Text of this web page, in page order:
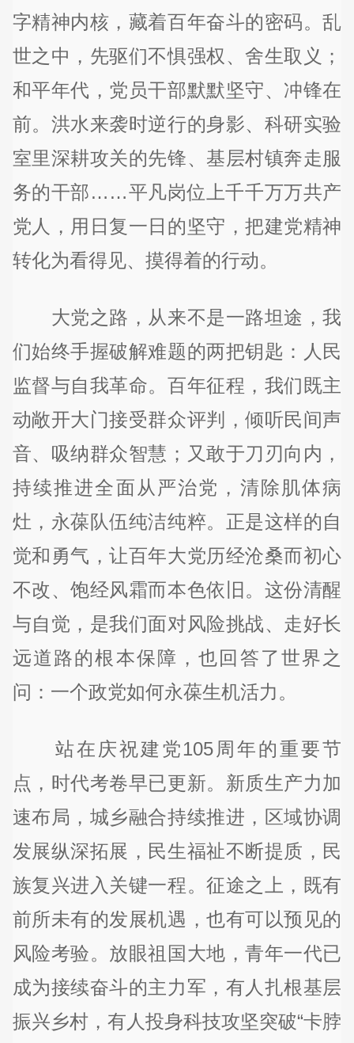
字精神内核，藏着百年奋斗的密码。乱
世之中，先驱们不惧强权、舍生取义；
和平年代，党员干部默默坚守、冲锋在
前。洪水来袭时逆行的身影、科研实验
室里深耕攻关的先锋、基层村镇奔走服
务的干部……平凡岗位上千千万万共产
党人，用日复一日的坚守，把建党精神
转化为看得见、摸得着的行动。
大党之路，从来不是一路坦途，我
们始终手握破解难题的两把钥匙：人民
监督与自我革命。百年征程，我们既主
动敞开大门接受群众评判，倾听民间声
音、吸纳群众智慧；又敢于刀刃向内，
持续推进全面从严治党，清除肌体病
灶，永葆队伍纯洁纯粹。正是这样的自
觉和勇气，让百年大党历经沧桑而初心
不改、饱经风霜而本色依旧。这份清醒
与自觉，是我们面对风险挑战、走好长
远道路的根本保障，也回答了世界之
问：一个政党如何永葆生机活力。
站在庆祝建党105周年的重要节
点，时代考卷早已更新。新质生产力加
速布局，城乡融合持续推进，区域协调
发展纵深拓展，民生福祉不断提质，民
族复兴进入关键一程。征途之上，既有
前所未有的发展机遇，也有可以预见的
风险考验。放眼祖国大地，青年一代已
成为接续奋斗的主力军，有人扎根基层
振兴乡村，有人投身科技攻坚突破“卡脖